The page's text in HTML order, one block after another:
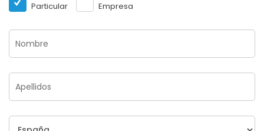
Particular Empresa